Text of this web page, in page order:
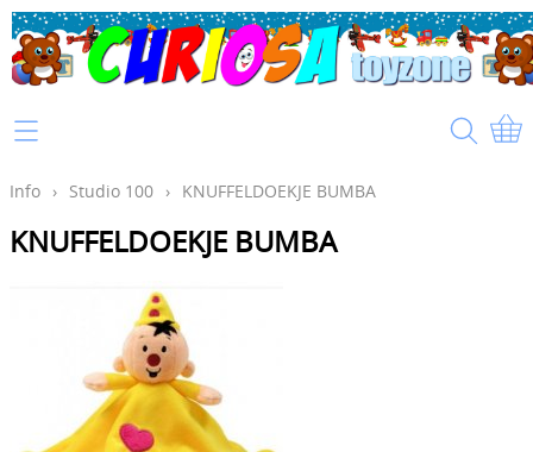
Home
Info
Mijn account
Info › Studio 100 › KNUFFELDOEKJE BUMBA
KNUFFELDOEKJE BUMBA